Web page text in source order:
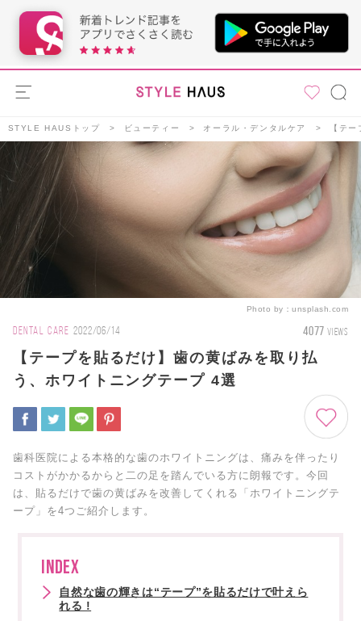
STYLE HAUSトップ ビューティー オーラル・デンタルケア 【テ
Photo by： unsplash.com
DENTAL CARE 2022/06/14 4077 VIEWS
【テープを貼るだけ】歯の黄ばみを取り払
う、ホワイトニングテープ 4選
歯科医院による本格的な歯のホワイトニングは、痛みを伴ったり
コストがかかるからと二の足を踏んでいる方に朗報です。今回
は、貼るだけで歯の黄ばみを改善してくれる「ホワイトニングテ
ープ」を4つご紹介します。
INDEX
自然な歯の輝きは“テープ”を貼るだけで叶えら
れる !